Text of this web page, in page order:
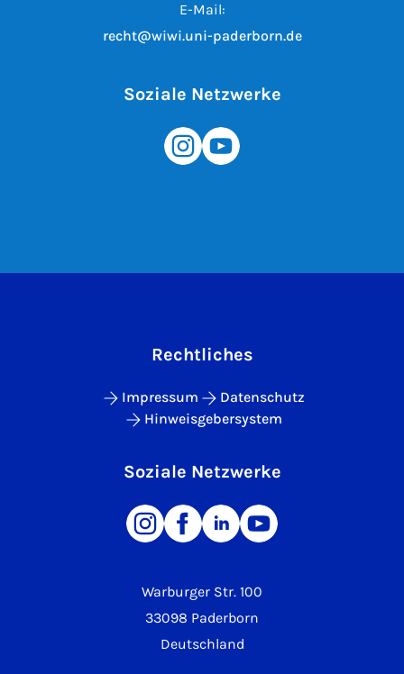
E-Mail:
recht@wiwi.uni-paderborn.de
Soziale Netzwerke
Warburger Str. 100
33098 Paderborn
Deutschland
Rechtliches
Impressum
Datenschutz
Hinweisgebersystem
Soziale Netzwerke